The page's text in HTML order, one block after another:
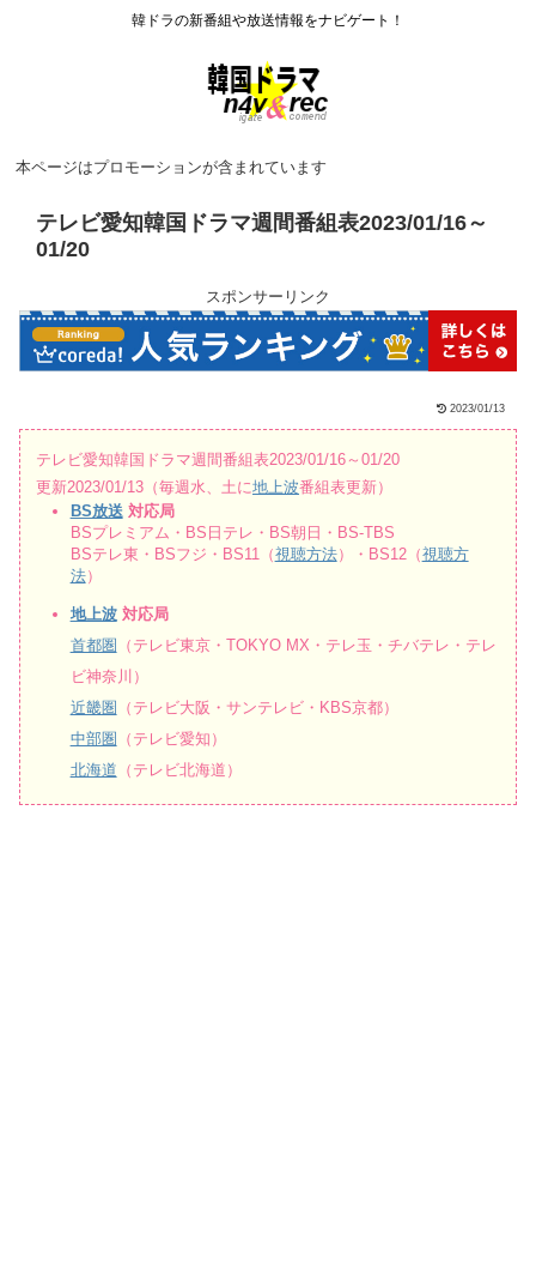
韓ドラの新番組や放送情報をナビゲート！
本ページはプロモーションが含まれています
テレビ愛知韓国ドラマ週間番組表2023/01/16～
01/20
スポンサーリンク
2023/01/13
テレビ愛知韓国ドラマ週間番組表2023/01/16～01/20
更新2023/01/13（毎週水、土に地上波番組表更新）
BS放送 対応局
BSプレミアム・BS日テレ・BS朝日・BS-TBS
BSテレ東・BSフジ・BS11（視聴方法）・BS12（視聴方
法）
地上波対応局
首都圏 （テレビ東京・TOKYO MX・テレ玉・チバテレ・テレ
ビ神奈川）
近畿圏 （テレビ大阪・サンテレビ・KBS京都）
中部圏 （テレビ愛知）
北海道 （テレビ北海道）